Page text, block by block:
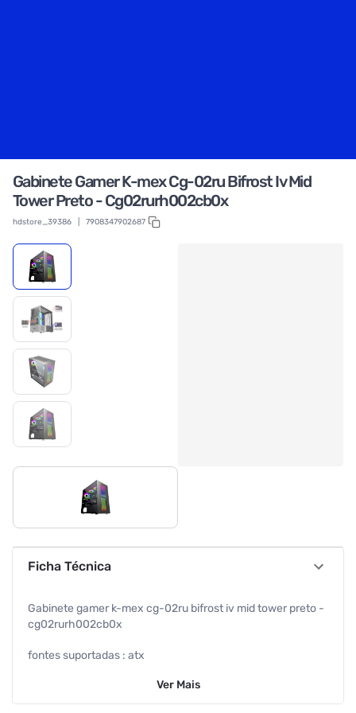
Gabinete Gamer K-mex Cg-02ru Bifrost Iv Mid
Tower Preto - Cg02rurh002cb0x
hdstore_39386 7908347902687
Ficha Técnica
Gabinete gamer k-mex cg-02ru bifrost iv mid tower preto -
cg02rurh002cb0x
fontes suportadas : atx
placa de video : compativel com placas de video ate
Ver Mais